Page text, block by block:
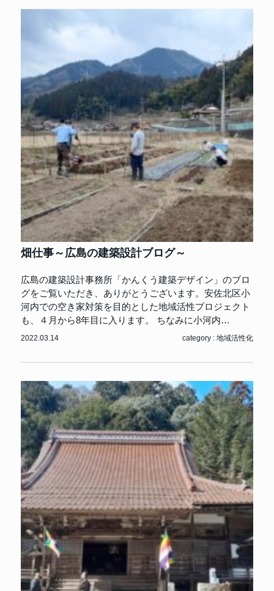
畑仕事～広島の建築設計ブログ～
広島の建築設計事務所「かんくう建築デザイン」のブロ
グをご覧いただき、ありがとうございます。安佐北区小
河内での空き家対策を目的とした地域活性プロジェクト
も、４月から8年目に入ります。 ちなみに小河内…
2022.03.14 category :地域活性化